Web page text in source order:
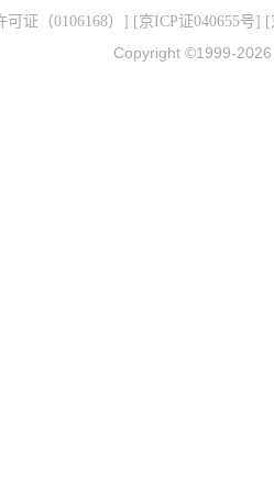
证（0106168） ] [京ICP证040655号] [
Copyright ©1999-